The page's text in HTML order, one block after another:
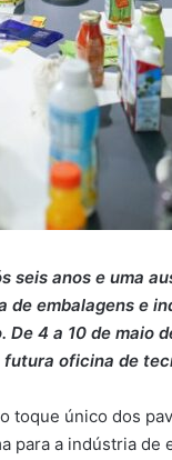
seis anos e uma
de embalagens e
4 a 10 de maio
oficina de
toque único dos
para a indústria